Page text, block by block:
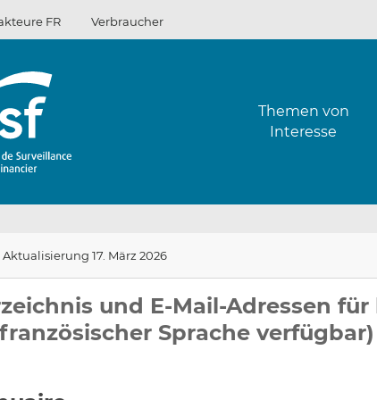
FR Verbraucher
Themen von
Interesse
17. März 2026
und E-Mail-Adressen
Sprache verfügbar)